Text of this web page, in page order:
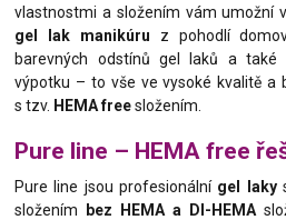
vlastnostmi a složením vám umožní
gel lak manikúru z pohodlí
barevných odstínů gel laků a
výpotku – to vše ve vysoké kvalitě a
s tzv. HEMA freesložením.
Pure line – HEMA free
Pure line jsou profesionálnígel laky
složením
bez HEMA a DI-HEMA